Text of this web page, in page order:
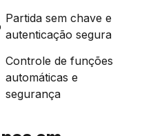
Partida sem chave e
autenticação segura
Controle de funções
automáticas e
segurança